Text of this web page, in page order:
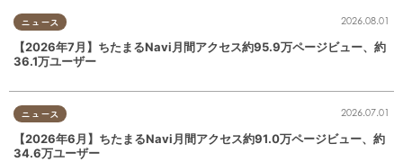
ニュース 2026.08.01
【2026年7月】ちたまるNavi月間アクセス約95.9万ページビュー、約
36.1万ユーザー
ニュース 2026.07.01
【2026年6月】ちたまるNavi月間アクセス約91.0万ページビュー、約
34.6万ユーザー